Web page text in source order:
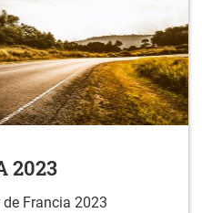
2023
Francia 2023